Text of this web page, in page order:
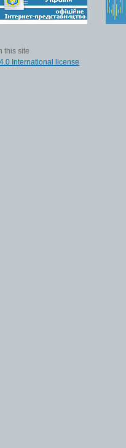
this site
International license